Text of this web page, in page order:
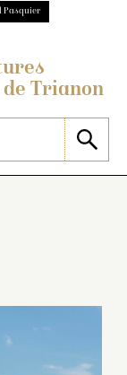
Pasquier
Trianon